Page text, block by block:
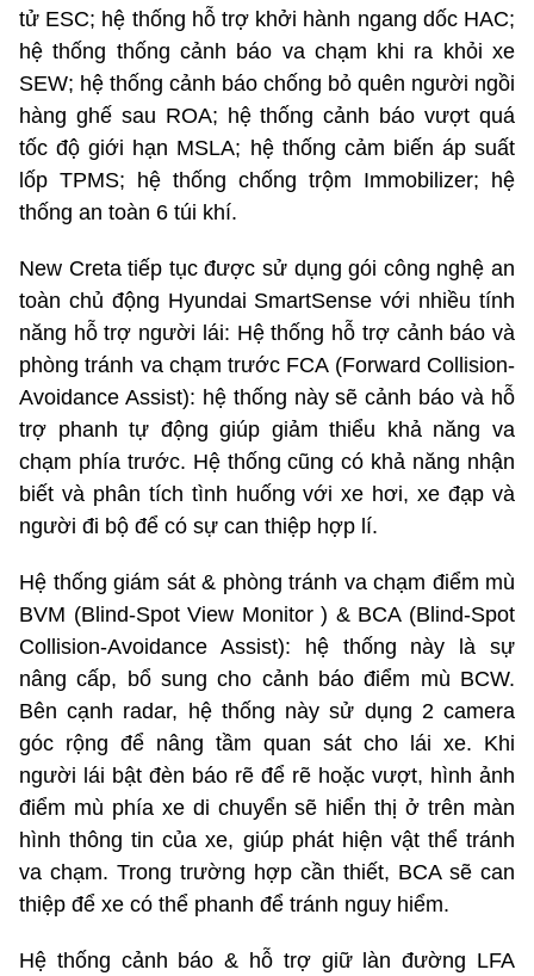
tử ESC; hệ thống hỗ trợ khởi hành ngang dốc HAC;
hệ thống thống cảnh báo va chạm khi ra khỏi xe
SEW; hệ thống cảnh báo chống bỏ quên người ngồi
hàng ghế sau ROA; hệ thống cảnh báo vượt quá
tốc độ giới hạn MSLA; hệ thống cảm biến áp suất
lốp TPMS; hệ thống chống trộm Immobilizer; hệ
thống an toàn 6 túi khí.
New Creta tiếp tục được sử dụng gói công nghệ an
toàn chủ động Hyundai SmartSense với nhiều tính
năng hỗ trợ người lái: Hệ thống hỗ trợ cảnh báo và
phòng tránh va chạm trước FCA (Forward Collision-
Avoidance Assist): hệ thống này sẽ cảnh báo và hỗ
trợ phanh tự động giúp giảm thiểu khả năng va
chạm phía trước. Hệ thống cũng có khả năng nhận
biết và phân tích tình huống với xe hơi, xe đạp và
người đi bộ để có sự can thiệp hợp lí.
Hệ thống giám sát & phòng tránh va chạm điểm mù
BVM (Blind-Spot View Monitor ) & BCA (Blind-Spot
Collision-Avoidance Assist): hệ thống này là sự
nâng cấp, bổ sung cho cảnh báo điểm mù BCW.
Bên cạnh radar, hệ thống này sử dụng 2 camera
góc rộng để nâng tầm quan sát cho lái xe. Khi
người lái bật đèn báo rẽ để rẽ hoặc vượt, hình ảnh
điểm mù phía xe di chuyển sẽ hiển thị ở trên màn
hình thông tin của xe, giúp phát hiện vật thể tránh
va chạm. Trong trường hợp cần thiết, BCA sẽ can
thiệp để xe có thể phanh để tránh nguy hiểm.
Hệ thống cảnh báo & hỗ trợ giữ làn đường LFA